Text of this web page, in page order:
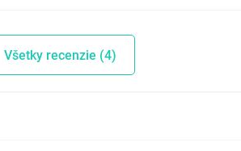
Všetky recenzie (4)